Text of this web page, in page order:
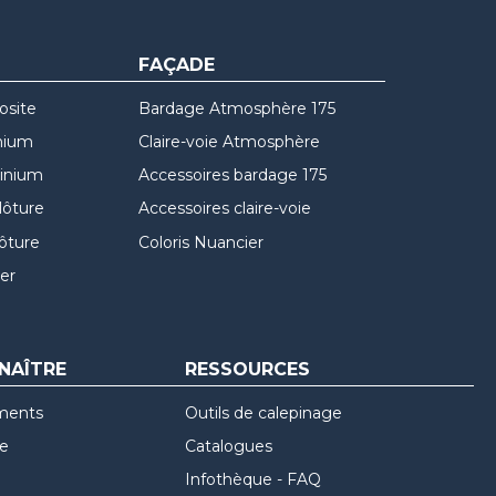
FAÇADE
Bardage Atmosphère 175
Claire-voie Atmosphère
Accessoires bardage 175
Accessoires claire-voie
Coloris Nuancier
RESSOURCES
Outils de calepinage
Catalogues
Infothèque - FAQ